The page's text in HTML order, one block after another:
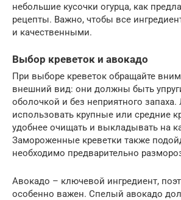
небольшие кусочки огурца, как
рецепты. Важно, чтобы все
и качественными.
Выбор креветок и авокадо
При выборе креветок обращайте
внешний вид: они должны быть
оболочкой и без неприятного запаха.
использовать крупные или средние
удобнее очищать и выкладывать на
Замороженные креветки также
необходимо предварительно
Авокадо – ключевой ингредиент,
особенно важен. Спелый авокадо